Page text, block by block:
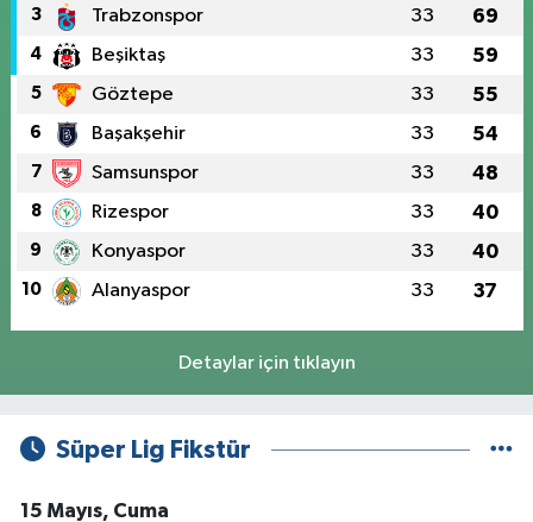
3 Trabzonspor 33 69
4 Beşiktaş 33 59
5 Göztepe 33 55
6 Başakşehir 33 54
7 Samsunspor 33 48
8 Rizespor 33 40
9 Konyaspor 33 40
10 Alanyaspor 33 37
Detaylar için tıklayın
Süper Lig Fikstür
15 Mayıs, Cuma